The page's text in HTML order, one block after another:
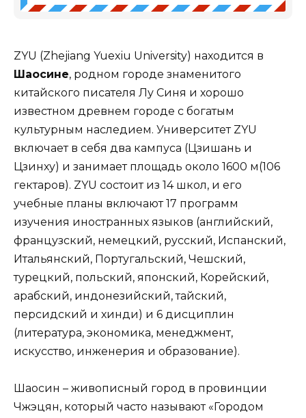
ZYU (Zhejiang Yuexiu University) находится в
Шаосине, родном городе знаменитого
китайского писателя Лу Синя и хорошо
известном древнем городе с богатым
культурным наследием. Университет ZYU
включает в себя два кампуса (Цзишань и
Цзинху) и занимает площадь около 1600 м(106
гектаров). ZYU состоит из 14 школ, и его
учебные планы включают 17 программ
изучения иностранных языков (английский,
французский, немецкий, русский, Испанский,
Итальянский, Португальский, Чешский,
турецкий, польский, японский, Корейский,
арабский, индонезийский, тайский,
персидский и хинди) и 6 дисциплин
(литература, экономика, менеджмент,
искусство, инженерия и образование).
Шаосин – живописный город в провинции
Чжэцян, который часто называют «Городом